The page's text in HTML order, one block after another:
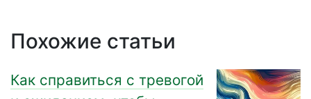
Похожие статьи
Как справиться с тревогой